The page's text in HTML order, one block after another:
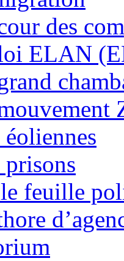
des
ELAN
éoliennes
prisons
feuille